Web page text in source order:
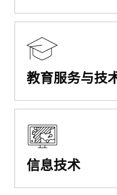
教育服务与技
信息技术